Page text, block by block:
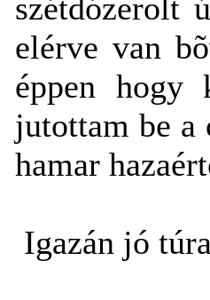
szétdózerolt
elérve van
éppen hogy
jutottam be a
hamar
Igazán jó